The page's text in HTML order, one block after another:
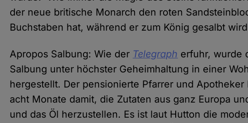
der neue britische Monarch den roten
Buchstaben hat, während er zum König gesalbt
Apropos Salbung: Wie der Telegraph erfuhr, wurde
Salbung unter höchster Geheimhaltung in einer
hergestellt. Der pensionierte Pfarrer und
acht Monate damit, die Zutaten aus ganz Europa
und das Öl herzustellen. Es ist laut Hutton die